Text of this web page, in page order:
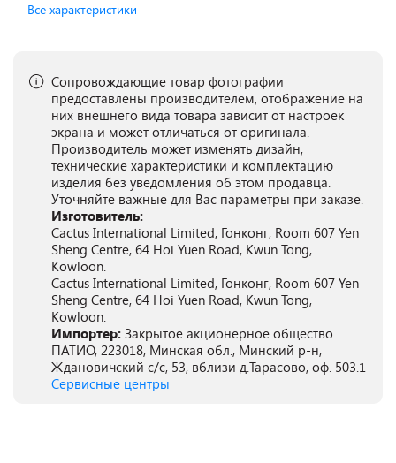
Все характеристики
Сопровождающие товар фотографии
предоставлены производителем, отображение на
них внешнего вида товара зависит от настроек
экрана и может отличаться от оригинала.
Производитель может изменять дизайн,
технические характеристики и комплектацию
изделия без уведомления об этом продавца.
Уточняйте важные для Вас параметры при заказе.
Изготовитель:
Cactus International Limited, Гонконг, Room 607 Yen
Sheng Centre, 64 Hoi Yuen Road, Kwun Tong,
Kowloon.
Cactus International Limited, Гонконг, Room 607 Yen
Sheng Centre, 64 Hoi Yuen Road, Kwun Tong,
Kowloon.
Импортер: Закрытое акционерное общество
ПАТИО, 223018, Минская обл., Минский р-н,
Ждановичский с/с, 53, вблизи д.Тарасово, оф. 503.1
Сервисные центры